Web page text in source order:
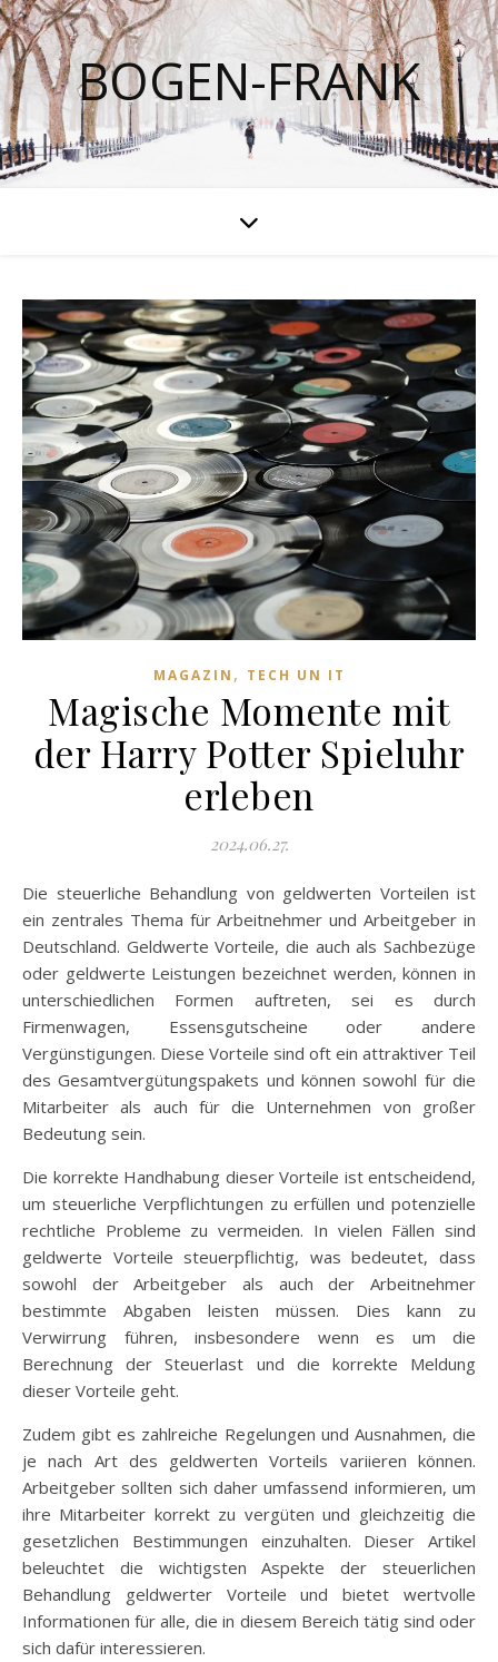
BOGEN-FRANK
MAGAZIN , TECH UN IT
Magische Momente mit
der Harry Potter Spieluhr
erleben
2024.06.27.
Die steuerliche Behandlung von geldwerten Vorteilen ist
ein zentrales Thema für Arbeitnehmer und Arbeitgeber in
Deutschland. Geldwerte Vorteile, die auch als Sachbezüge
oder geldwerte Leistungen bezeichnet werden, können in
unterschiedlichen Formen auftreten, sei es durch
Firmenwagen, Essensgutscheine oder andere
Vergünstigungen. Diese Vorteile sind oft ein attraktiver Teil
des Gesamtvergütungspakets und können sowohl für die
Mitarbeiter als auch für die Unternehmen von großer
Bedeutung sein.
Die korrekte Handhabung dieser Vorteile ist entscheidend,
um steuerliche Verpflichtungen zu erfüllen und potenzielle
rechtliche Probleme zu vermeiden. In vielen Fällen sind
geldwerte Vorteile steuerpflichtig, was bedeutet, dass
sowohl der Arbeitgeber als auch der Arbeitnehmer
bestimmte Abgaben leisten müssen. Dies kann zu
Verwirrung führen, insbesondere wenn es um die
Berechnung der Steuerlast und die korrekte Meldung
dieser Vorteile geht.
Zudem gibt es zahlreiche Regelungen und Ausnahmen, die
je nach Art des geldwerten Vorteils variieren können.
Arbeitgeber sollten sich daher umfassend informieren, um
ihre Mitarbeiter korrekt zu vergüten und gleichzeitig die
gesetzlichen Bestimmungen einzuhalten. Dieser Artikel
beleuchtet die wichtigsten Aspekte der steuerlichen
Behandlung geldwerter Vorteile und bietet wertvolle
Informationen für alle, die in diesem Bereich tätig sind oder
sich dafür interessieren.